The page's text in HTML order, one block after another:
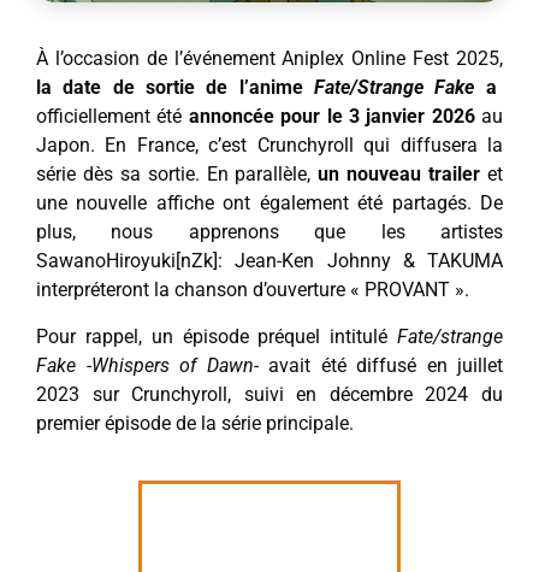
À l’occasion de l’événement Aniplex Online Fest 2025,
la date de sortie de l’anime Fate/Strange Fake a
officiellement été annoncée pour le 3 janvier 2026au
Japon. En France, c’est Crunchyroll qui diffusera la
série dès sa sortie. En parallèle,un nouveau trailer et
une nouvelle affiche ont également été partagés. De
plus, nous apprenons que les artistes
SawanoHiroyuki[nZk]: Jean-Ken Johnny & TAKUMA
interpréteront la chanson d’ouverture « PROVANT ».
Pour rappel, un épisode préquel intitulé Fate/strange
Fake -Whispers of Dawn-avait été diffusé en juillet
2023 sur Crunchyroll, suivi en décembre 2024 du
premier épisode de la série principale.